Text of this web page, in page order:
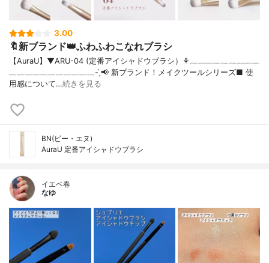
3.00
🔖新ブランド👑ふわふわこなれブラシ
【AuraU】▼ARU-04 (定番アイシャドウブラシ）⚘﹏﹏﹏﹏﹏﹏﹏﹏﹏
﹏﹏﹏﹏﹏﹏﹏﹏﹏﹏﹏- ̗̀📢 新ブランド！メイクツールシリーズ■ 使
用感について…続きを見る
BN(ビー・エヌ)
AuraU 定番アイシャドウブラシ
イエベ春
なゆ